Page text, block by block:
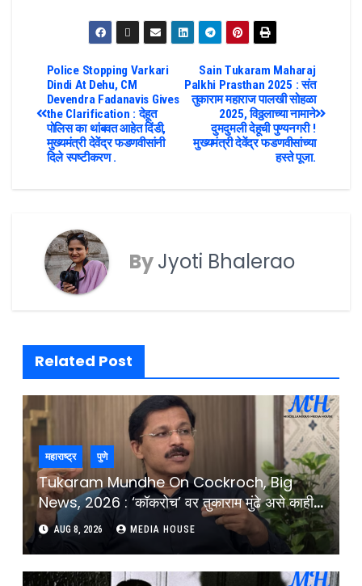
Sain Tukaram Maharaj
Palkhi Prasthan 2025 : संत
तुकाराम महाराज पालखी सोहळा
2025, विठ्ठलाच्या नामाने
दुमदुमली देहूची पुण्यनगरी !
मुख्यमंत्री देवेंद्र फडणवीसांच्या
हस्ते पूजा.
Police Stopping Varkari
Dindi At Dehu, CM
Devendra Fadanavis Gives
the Clarification : देहूत
पोलिस का थांबवत आहेत दिंडी,
मुख्यमंत्री देवेंद्र फडणवीसांनी
दिले स्पष्टीकरण .
ByJyoti Bhalerao
Related Post
महाराष्ट्र पुणे
Tukaram Mundhe On Cockroch, Big
News, 2026 : ‘कॉकरोच’ वर तुकाराम मुंढे असे काही
म्हणाले की, सभागृहात झाला टाळ्यांचा कडकडाट :
Tukaram Mundhe Comment On
AUG 8, 2026 MEDIA HOUSE